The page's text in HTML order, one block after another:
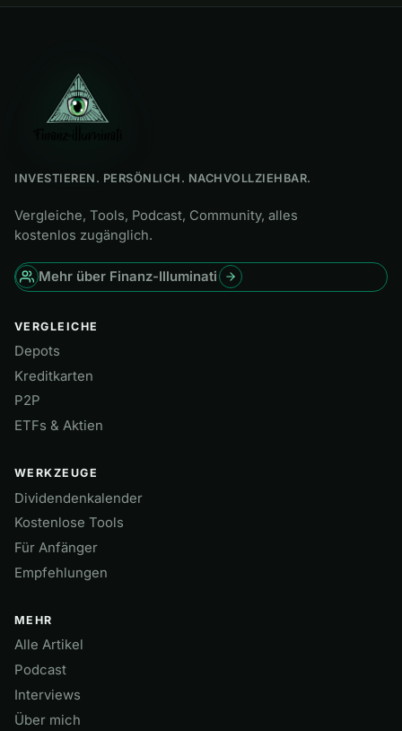
INVESTIEREN. PERSÖNLICH. NACHVOLLZIEHBAR.
Vergleiche, Tools, Podcast, Community, alles
kostenlos zugänglich.
Mehr über Finanz-Illuminati
VERGLEICHE
Depots
Kreditkarten
P2P
ETFs & Aktien
WERKZEUGE
Dividendenkalender
Kostenlose Tools
Für Anfänger
Empfehlungen
MEHR
Alle Artikel
Podcast
Interviews
Über mich